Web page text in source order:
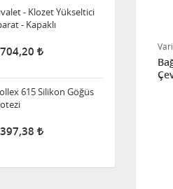
615 Silikon Göğüs
Külodu